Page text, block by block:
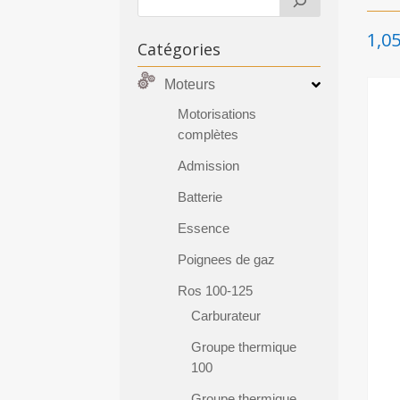
Catégories
Moteurs
Motorisations
complètes
Admission
Batterie
Essence
Poignees de gaz
Ros 100-125
Carburateur
Groupe thermique
100
1,05